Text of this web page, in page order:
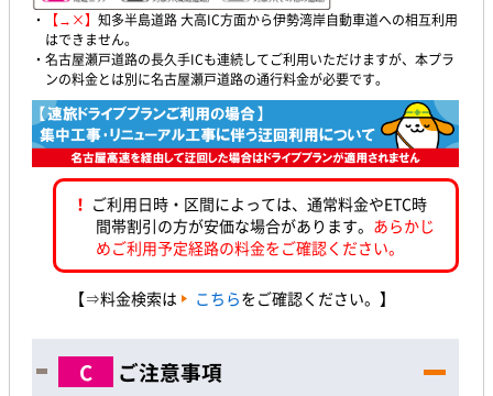
・ 【→×】 知多半島道路 大高IC方面から伊勢湾岸自動車道への相互利用
はできません。
・名古屋瀬戸道路の長久手ICも連続してご利用いただけますが、本プラ
ンの料金とは別に名古屋瀬戸道路の通行料金が必要です。
！ ご利用日時・区間によっては、通常料金やETC時
間帯割引の方が安価な場合があります。 あらかじ
めご利用予定経路の料金をご確認ください。
【⇒料金検索は こちらをご確認ください。】
C ご注意事項